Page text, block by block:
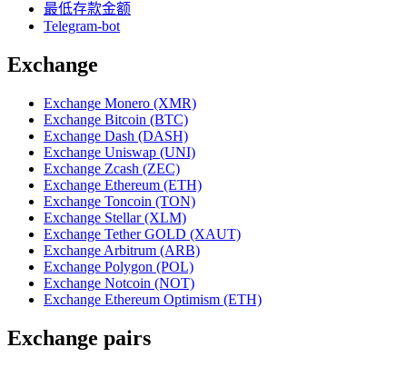
最低存款金额
Telegram-bot
Exchange
Exchange Monero (XMR)
Exchange Bitcoin (BTC)
Exchange Dash (DASH)
Exchange Uniswap (UNI)
Exchange Zcash (ZEC)
Exchange Ethereum (ETH)
Exchange Toncoin (TON)
Exchange Stellar (XLM)
Exchange Tether GOLD (XAUT)
Exchange Arbitrum (ARB)
Exchange Polygon (POL)
Exchange Notcoin (NOT)
Exchange Ethereum Optimism (ETH)
Exchange pairs